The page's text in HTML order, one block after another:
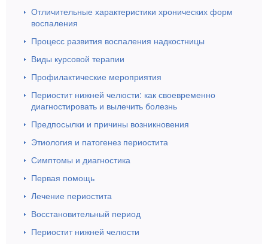
Отличительные характеристики хронических форм
воспаления
Процесс развития воспаления надкостницы
Виды курсовой терапии
Профилактические мероприятия
Периостит нижней челюсти: как своевременно
диагностировать и вылечить болезнь
Предпосылки и причины возникновения
Этиология и патогенез периостита
Симптомы и диагностика
Первая помощь
Лечение периостита
Восстановительный период
Периостит нижней челюсти